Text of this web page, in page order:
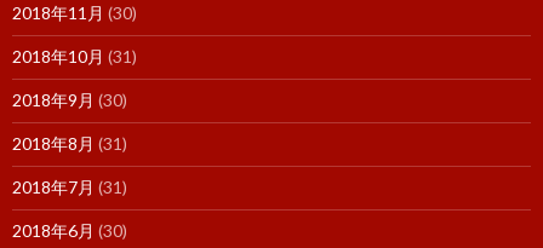
2018年11月 (30)
2018年10月 (31)
2018年9月 (30)
2018年8月 (31)
2018年7月 (31)
2018年6月 (30)